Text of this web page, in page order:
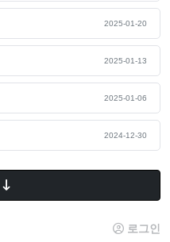
2025-01-20
2025-01-13
2025-01-06
2024-12-30
로그인